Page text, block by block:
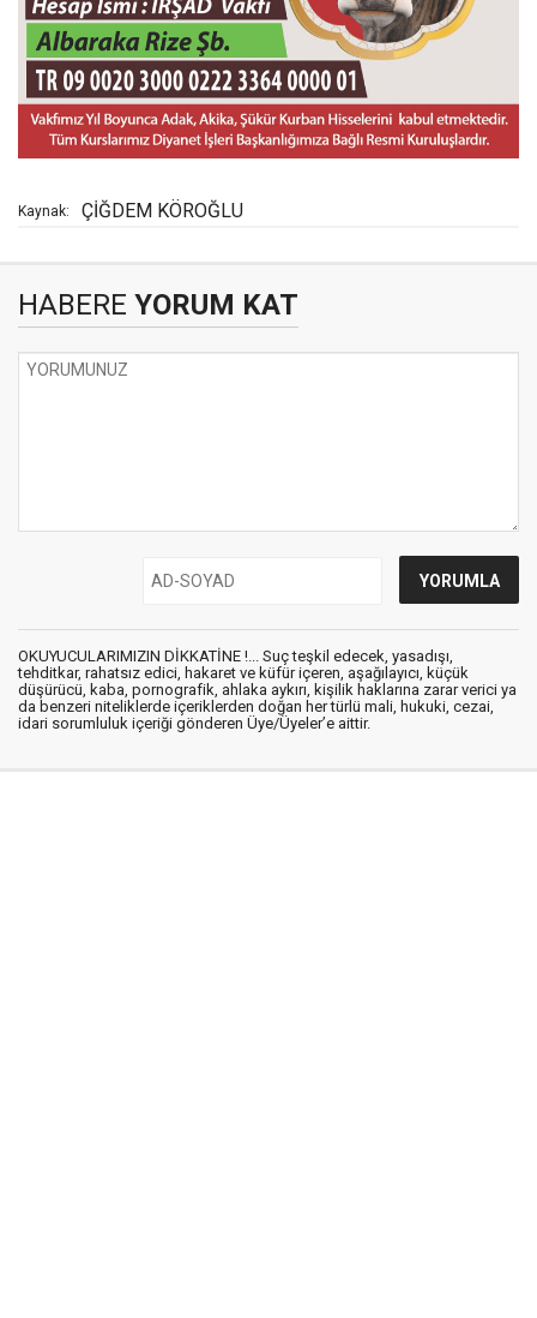
Kaynak: ÇİĞDEM KÖROĞLU
HABERE YORUM KAT
OKUYUCULARIMIZIN DİKKATİNE !... Suç teşkil edecek, yasadışı,
tehditkar, rahatsız edici, hakaret ve küfür içeren, aşağılayıcı, küçük
düşürücü, kaba, pornografik, ahlaka aykırı, kişilik haklarına zarar verici ya
da benzeri niteliklerde içeriklerden doğan her türlü mali, hukuki, cezai,
idari sorumluluk içeriği gönderen Üye/Üyeler’e aittir.